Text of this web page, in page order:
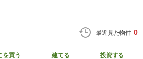
最近見た物件 0
を買う 建てる 投資する